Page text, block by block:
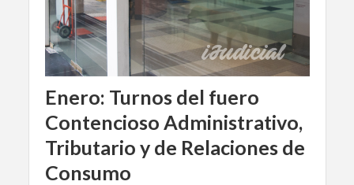
Enero: Turnos del fuero
Contencioso Administrativo,
Tributario y de Relaciones de
Consumo